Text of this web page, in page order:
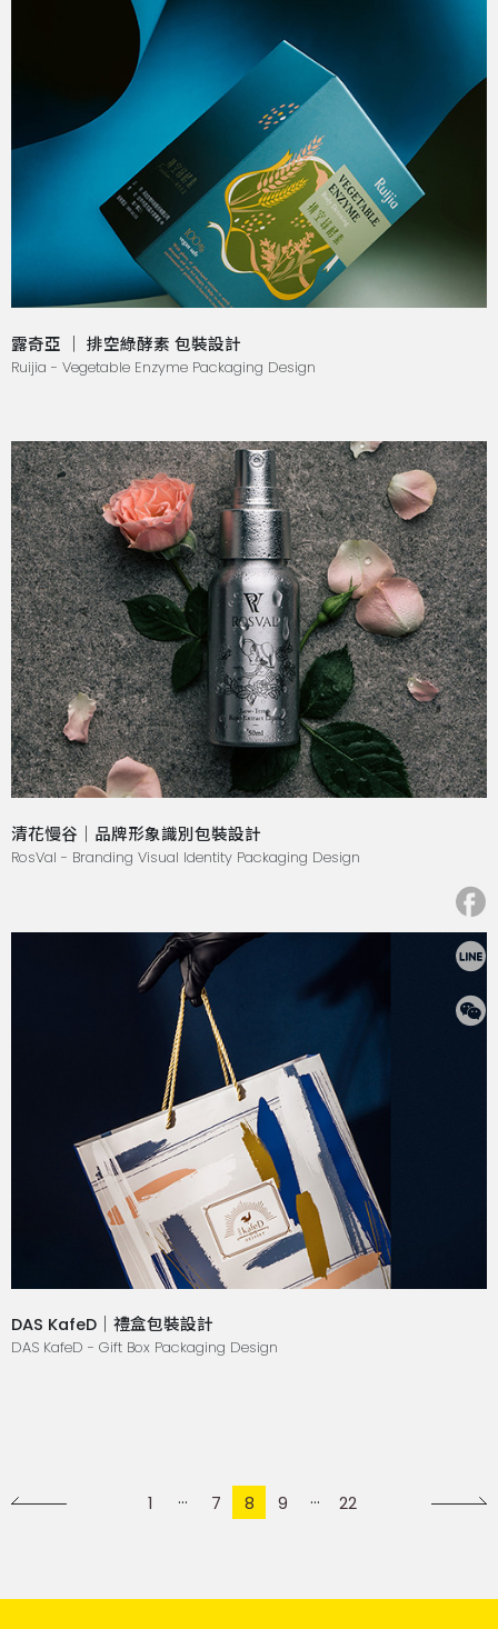
露奇亞 ｜ 排空綠酵素 包裝設計
Ruijia - Vegetable Enzyme Packaging Design
清花慢谷｜品牌形象識別包裝設計
RosVal - Branding Visual Identity Packaging Design
DAS KafeD｜禮盒包裝設計
DAS KafeD - Gift Box Packaging Design
1 7 8 9 22